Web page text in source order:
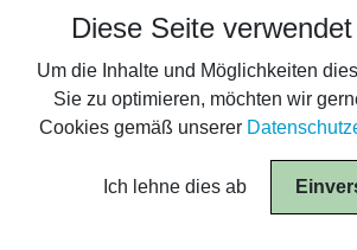
© 2026 Tanz- und Theaterwerkstatt
Datenschutzerklärung
Diese Seite
Um die Inhalte und Möglichkeiten
Sie zu optimieren, möchten wir
Cookies gemäß unserer
Ich lehne dies ab
Diese Seite
Um die Inhalte und Möglichkeiten
Sie zu optimieren, möchten wir
Cookies gemäß unserer
Ich lehne dies ab